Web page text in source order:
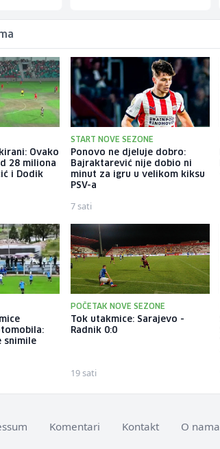
Ovako
28 miliona
i Dodik
START NOVE SEZONE
Ponovo ne djeluje dobro:
Bajraktarević nije dobio ni
minut za igru u velikom kiksu
PSV-a
7 sati
snimile
POČETAK NOVE SEZONE
Tok utakmice: Sarajevo -
Radnik 0:0
19 sati
Komentari Kontakt O nama